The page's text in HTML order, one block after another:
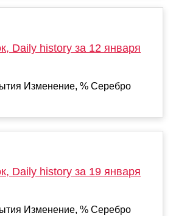
Daily history за 12 января
Изменение, % Серебро
Daily history за 19 января
Изменение, % Серебро